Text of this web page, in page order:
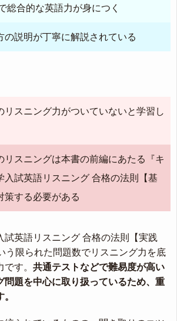
総合的な英語力が身につく
の説明が丁寧に解説されている
リスニング力がついていないと学習し
リスニングは本書の前編にあたる『キ
入試英語リスニング 合格の法則【基
策する必要がある
試英語リスニング 合格の法則【実践
う限られた問題数でリスニング力を底
です。 共通テストなどで難易度が高い
問題を中心に取り扱っているため、重